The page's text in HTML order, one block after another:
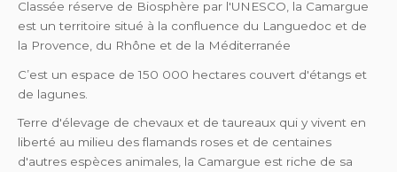
Classée réserve de Biosphère par l'UNESCO, la Camargue
est un territoire situé à la confluence du Languedoc et de
la Provence, du Rhône et de la Méditerranée
C’est un espace de 150 000 hectares couvert d'étangs et
de lagunes.
Terre d'élevage de chevaux et de taureaux qui y vivent en
liberté au milieu des flamands roses et de centaines
d'autres espèces animales, la Camargue est riche de sa